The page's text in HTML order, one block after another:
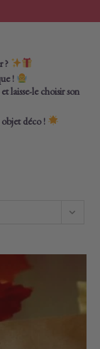
?
!
laisse-le choisir son
déco !